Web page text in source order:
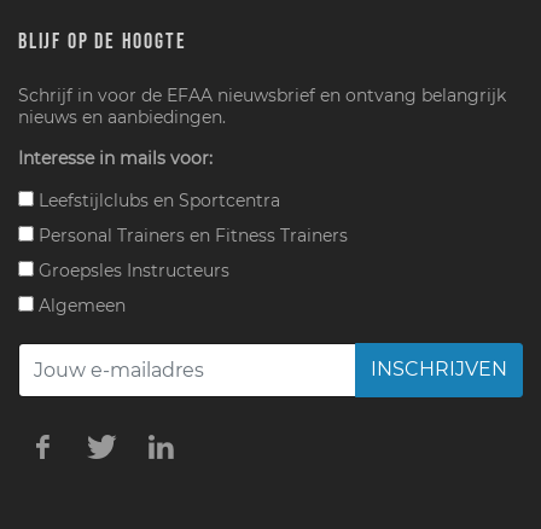
BLIJF OP DE HOOGTE
Schrijf in voor de EFAA nieuwsbrief en ontvang belangrijk
nieuws en aanbiedingen.
Interesse in mails voor:
Leefstijlclubs en Sportcentra
Personal Trainers en Fitness Trainers
Groepsles Instructeurs
Algemeen
INSCHRIJVEN